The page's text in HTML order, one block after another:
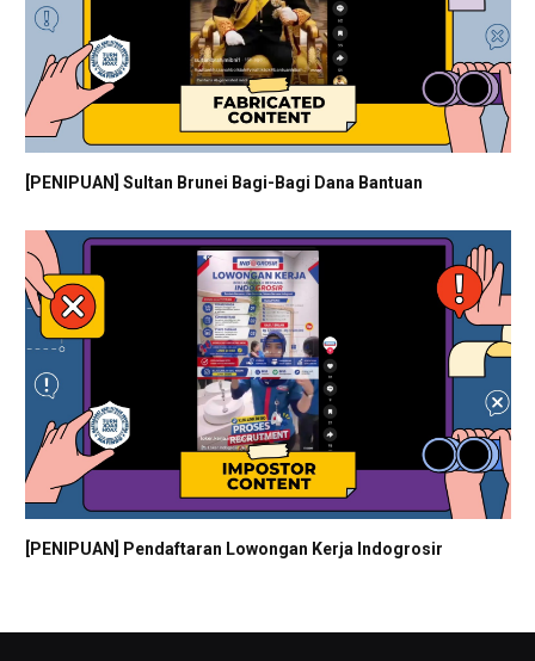
[PENIPUAN] Sultan Brunei Bagi-Bagi Dana Bantuan
[PENIPUAN] Pendaftaran Lowongan Kerja Indogrosir